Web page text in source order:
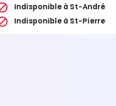
Indisponible à St-André
Indisponible à St-Pierre